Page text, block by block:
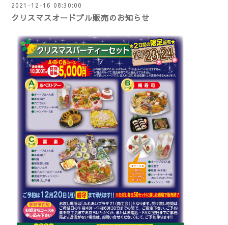
2021-12-16 08:30:00
クリスマスオードブル販売のお知らせ